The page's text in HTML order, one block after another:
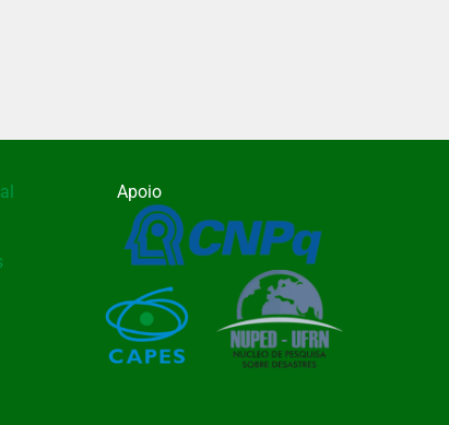
Apoio